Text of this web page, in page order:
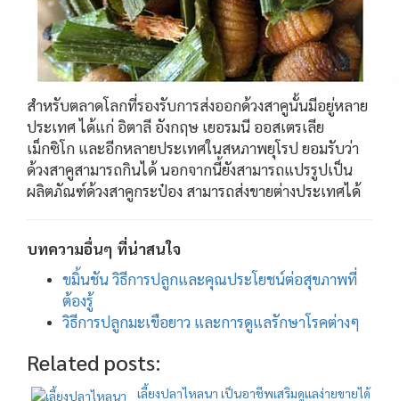
สำหรับตลาดโลกที่รองรับการส่งออกด้วงสาคูนั้นมีอยู่หลาย
ประเทศ ได้แก่ อิตาลี อังกฤษ เยอรมนี ออสเตรเลีย
เม็กซิโก และอีกหลายประเทศในสหภาพยุโรป ยอมรับว่า
ด้วงสาคูสามารถกินได้ นอกจากนี้ยังสามารถแปรรูปเป็น
ผลิตภัณฑ์ด้วงสาคูกระป๋อง สามารถส่งขายต่างประเทศได้
บทความอื่นๆ ที่น่าสนใจ
ขมิ้นชัน วิธีการปลูกและคุณประโยชน์ต่อสุขภาพที่
ต้องรู้
วิธีการปลูกมะเขือยาว และการดูแลรักษาโรคต่างๆ
Related posts:
เลี้ยงปลาไหลนา เป็นอาชีพเสริมดูแลง่ายขายได้